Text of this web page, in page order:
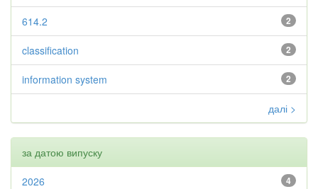
2
614.2
2
classification
2
information system
далі >
за датою випуску
4
2026